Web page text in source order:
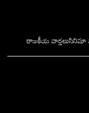
రాజకీయ వార్తలుసినిమా